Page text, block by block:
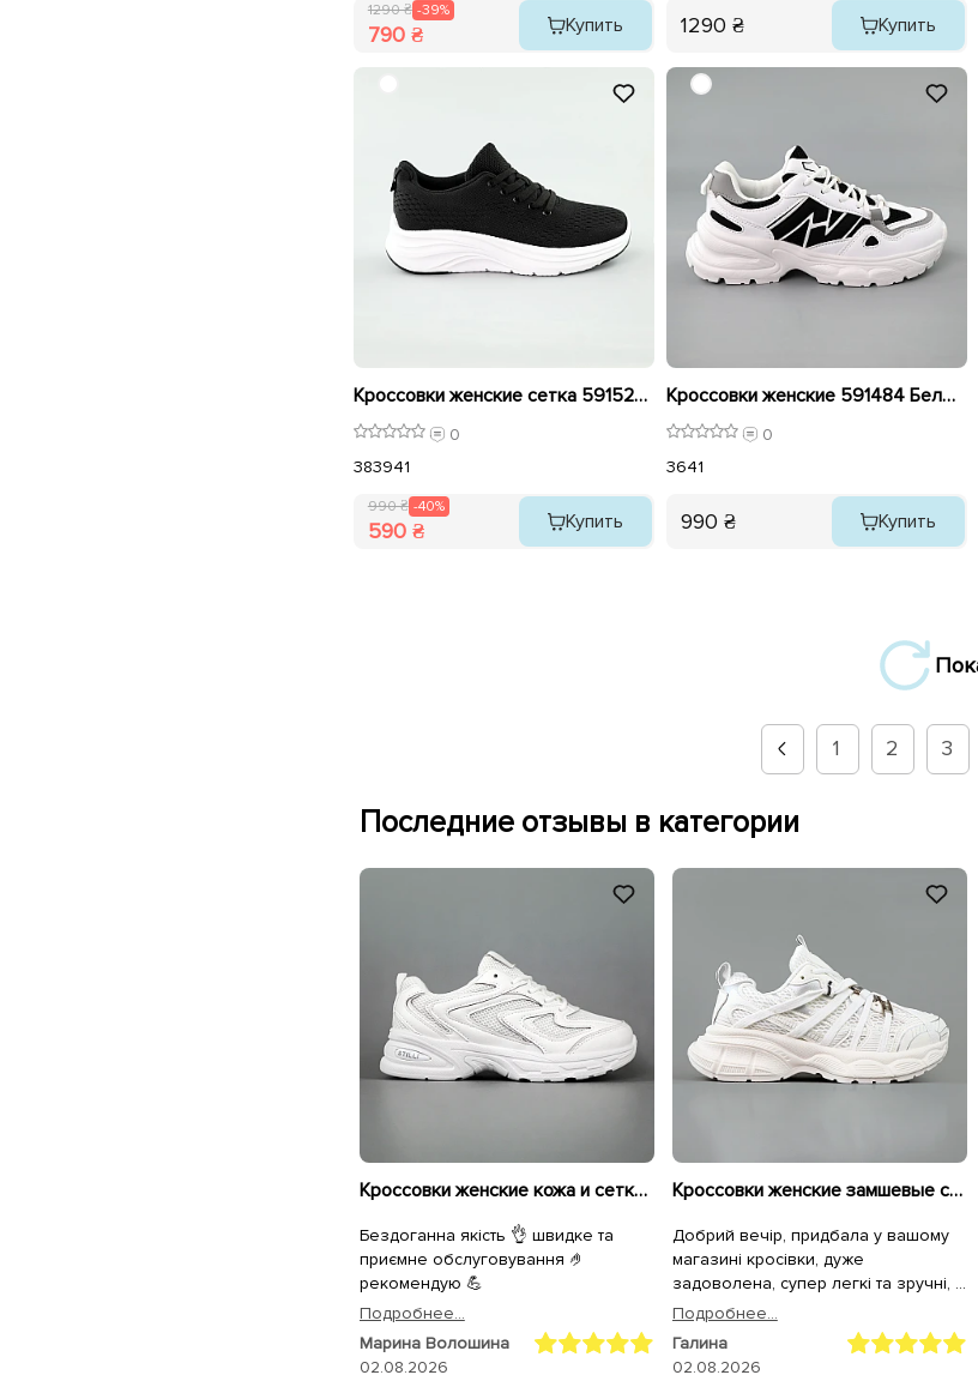
1290 ₴ -39%
790 ₴ Купить 1290 ₴ Купить
Кроссовки женские сетка 591527 Черные распродажа
0
383941
990 ₴ -40%
590 ₴ Купить
Кроссовки женские 591484 Белые черные
0
3641
990 ₴ Купить
1 2 3
Последние отзывы в категории
Кроссовки женские кожа и сетка 594681 Белые
Бездоганна якість 👌 швидке та
приємне обслуговування 🤌
рекомендую 💪
Подробнее...
Марина Волошина
02.08.2026
Кроссовки женские замшевые сетка 595293 Белые
Добрий вечір, придбала у вашому
магазині кросівки, дуже
задоволена, супер легкі та зручні, а
для чоловіка крокси, він теж
задоволений. Дякуємо.
Подробнее...
Галина
02.08.2026